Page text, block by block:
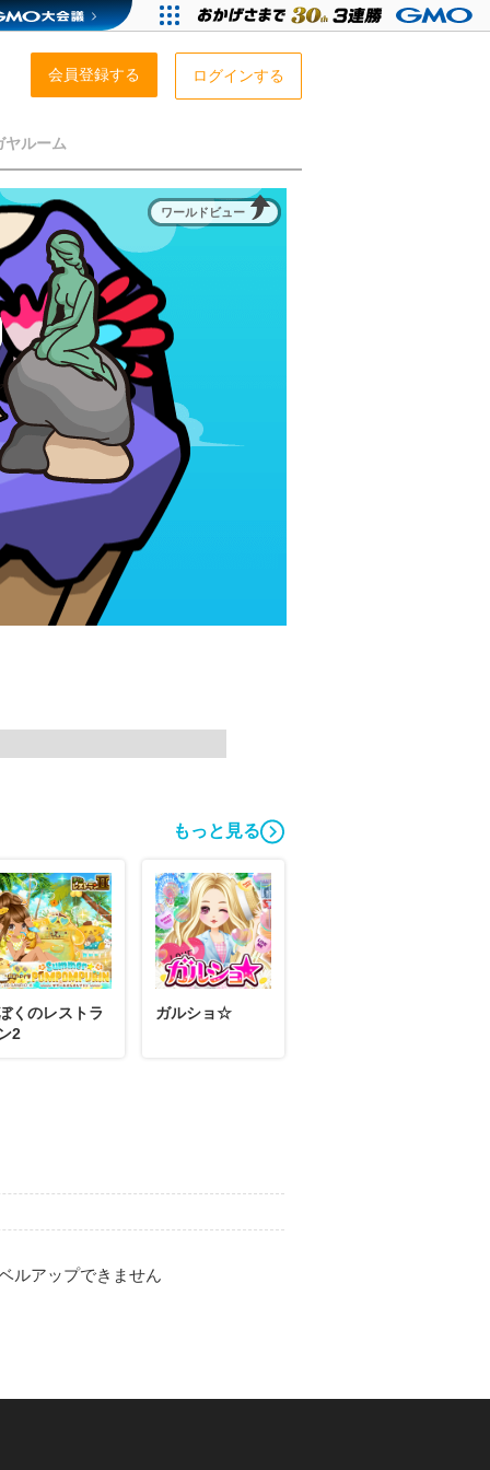
会員登録する ログインする
ヤルーム
ワールドビュー
もっと見る
くのレストラ
2
ガルショ☆
ルアップできません